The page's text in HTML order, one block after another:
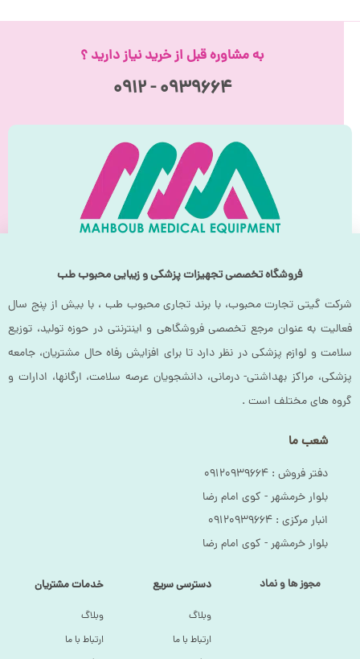
به مشاوره قبل از خرید نیاز دارید ؟
۰۹۳۹۶۶۴ - ۰۹۱۲
فروشگاه تخصصی تجهیزات پزشکی و زیبایی محبوب طب
شرکت گیتی تجارت محبوب، با برند تجاری محبوب طب ، با بیش از پنج سال
فعالیت به عنوان مرجع تخصصی فروشگاهی و اینترنتی در حوزه تولید، توزیع
سلامت و لوازم پزشکی در نظر دارد تا برای افزایش رفاه حال مشتریان، جامعه
پزشکی، مراکز بهداشتی- درمانی، دانشجویان عرصه سلامت، ارگانها، ادارات و
گروه های مختلف است .
شعب ما
دفتر فروش :‌ ۰۹۱۲۰۹۳۹۶۶۴
بلوار خرمشهر - کوی امام رضا
انبار مرکزی :‌ ۰۹۱۲۰۹۳۹۶۶۴
بلوار خرمشهر - کوی امام رضا
مجوز ها و نماد دسترسی سریع
وبلاگ
ارتباط با ما
خدمات مشتریان
وبلاگ
ارتباط با ما